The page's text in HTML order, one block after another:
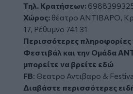
Τηλ. Κρατήσεων:
Χώρος: θέατρο ΑΝΤΙΒΑΡΟ,
17, Ρέθυμνο 741 31
Περισσότερες πληροφορίες
Φεστιβάλ και την Ομάδα
μπορείτε να βρείτε εδώ
FB: Θεατρο Αντιβαρο &
Διαβάστε περισσότερες